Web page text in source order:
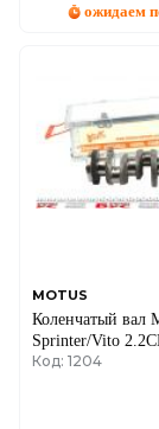
ожидаем
MOTUS
Коленчатый вал
Sprinter/Vito
09- (4 болта)
Код: 1204